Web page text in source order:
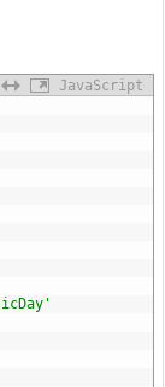
JavaScript